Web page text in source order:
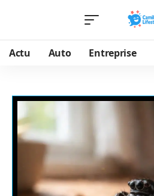
Actu Auto Entreprise